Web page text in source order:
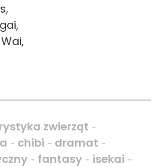
zwierząt -
- chibi - dramat -
- fantasy - isekai -